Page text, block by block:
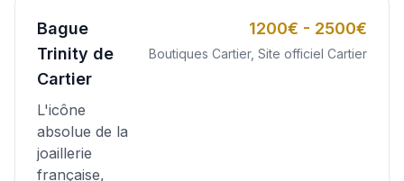
Bague
Trinity de
Cartier
L'icône
absolue de la
joaillerie
française,
1200€ - 2500€
Boutiques Cartier, Site officiel Cartier